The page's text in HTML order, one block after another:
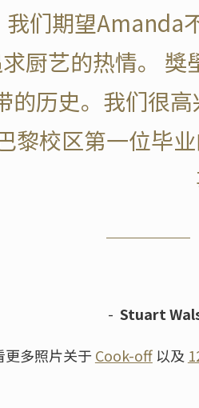
们期望Amanda
厨艺的热情。
的历史。我们很
黎校区第一位毕
- Stuart
更多照片关于Cook-off以及